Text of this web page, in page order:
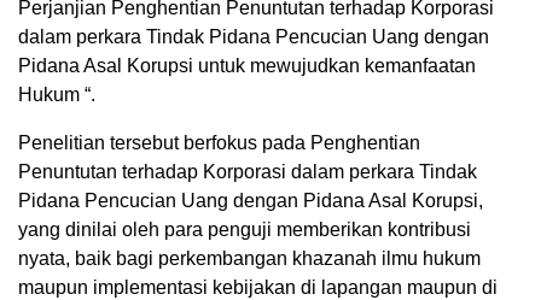
Perjanjian Penghentian Penuntutan terhadap Korporasi
dalam perkara Tindak Pidana Pencucian Uang dengan
Pidana Asal Korupsi untuk mewujudkan kemanfaatan
Hukum “.
Penelitian tersebut berfokus pada Penghentian
Penuntutan terhadap Korporasi dalam perkara Tindak
Pidana Pencucian Uang dengan Pidana Asal Korupsi,
yang dinilai oleh para penguji memberikan kontribusi
nyata, baik bagi perkembangan khazanah ilmu hukum
maupun implementasi kebijakan di lapangan maupun di